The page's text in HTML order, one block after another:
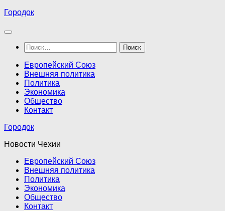
Перейти
содержимому
Городок
Найти:
Европейский Союз
Внешняя политика
Политика
Экономика
Общество
Контакт
Городок
Новости Чехии
Европейский Союз
Внешняя политика
Политика
Экономика
Общество
Контакт